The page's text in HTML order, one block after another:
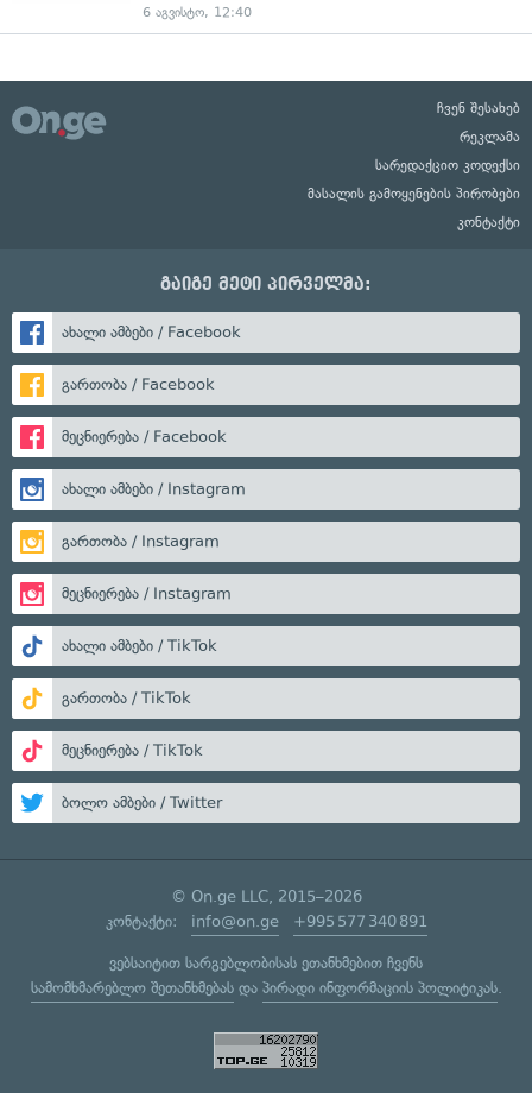
6 აგვისტო, 12:40
ჩვენ შესახებ
რეკლამა
სარედაქციო კოდექსი
მასალის გამოყენების პირობები
კონტაქტი
გაიგე მეტი პირველმა:
ახალი ამბები / Facebook
გართობა / Facebook
მეცნიერება / Facebook
ახალი ამბები / Instagram
გართობა / Instagram
მეცნიერება / Instagram
ახალი ამბები / TikTok
გართობა / TikTok
მეცნიერება / TikTok
ბოლო ამბები / Twitter
© On.ge LLC, 2015–2026
კონტაქტი: info@on.ge +995 577 340 891
ვებსაიტით სარგებლობისას ეთანხმებით ჩვენს
სამომხმარებლო შეთანხმებასდა პირადი ინფორმაციის პოლიტიკას.